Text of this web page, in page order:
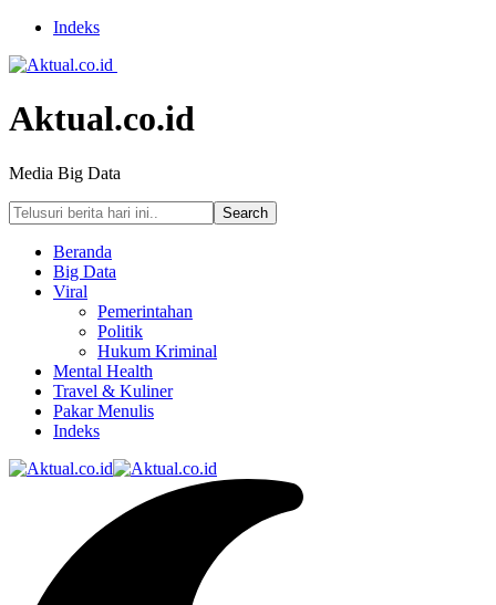
Indeks
Aktual.co.id
Media Big Data
Beranda
Big Data
Viral
Pemerintahan
Politik
Hukum Kriminal
Mental Health
Travel & Kuliner
Pakar Menulis
Indeks